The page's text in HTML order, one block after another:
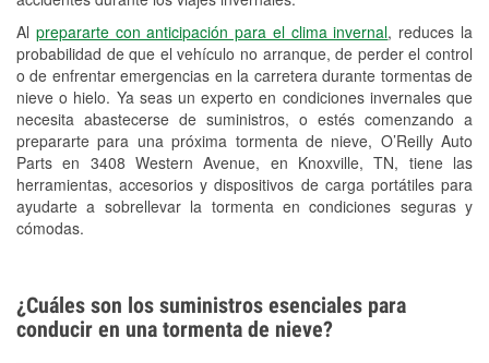
Al prepararte con anticipación para el clima invernal, reduces la
probabilidad de que el vehículo no arranque, de perder el control
o de enfrentar emergencias en la carretera durante tormentas de
nieve o hielo. Ya seas un experto en condiciones invernales que
necesita abastecerse de suministros, o estés comenzando a
prepararte para una próxima tormenta de nieve, O’Reilly Auto
Parts en 3408 Western Avenue, en Knoxville, TN, tiene las
herramientas, accesorios y dispositivos de carga portátiles para
ayudarte a sobrellevar la tormenta en condiciones seguras y
cómodas.
Snowstorm Supplies
Conoce más
¿Cuáles son los suministros esenciales para
conducir en una tormenta de nieve?